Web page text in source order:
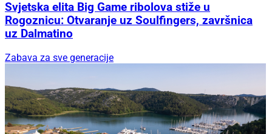
Svjetska elita Big Game ribolova stiže u
Rogoznicu: Otvaranje uz Soulfingers, završnica
uz Dalmatino
Zabava za sve generacije